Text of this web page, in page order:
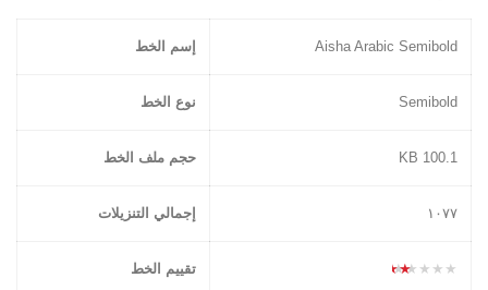
Aisha Arabic Semibold إسم الخط
Semibold نوع الخط
100.1 KB حجم ملف الخط
١۰۷۷ إجمالي التنزيلات
★★★★★ تقييم الخط